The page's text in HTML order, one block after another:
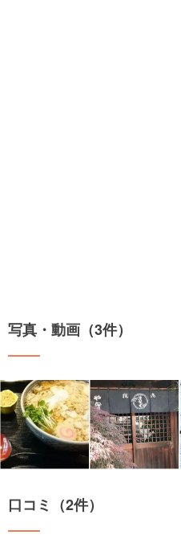
写真・動画（3件）
口コミ（2件）